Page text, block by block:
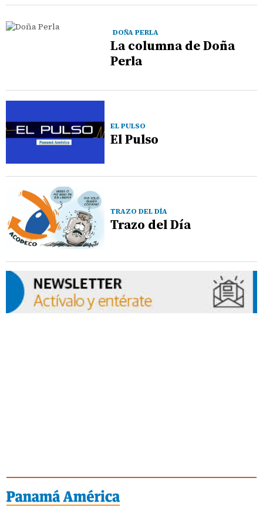
DOÑA PERLA
La columna de Doña
Perla
EL PULSO
El Pulso
TRAZO DEL DÍA
Trazo del Día